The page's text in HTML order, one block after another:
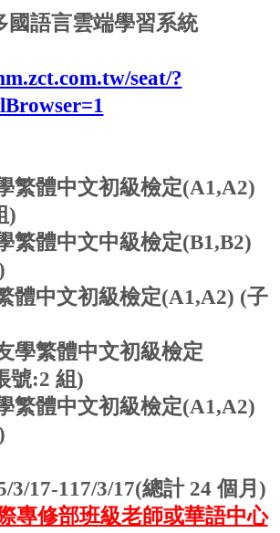
中文初級檢定(A1,A2)
中文中級檢定(B1,B2)
文初級檢定(A1,A2) (子
體中文初級檢定
組)
中文初級檢定(A1,A2)
117/3/17(總計 24 個月)
部班級老師或華語中心